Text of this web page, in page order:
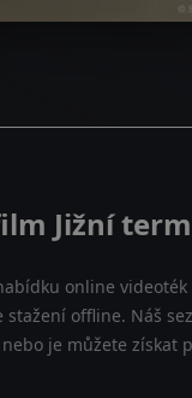
Jižní
online videoték
offline. Náš
je můžete získat